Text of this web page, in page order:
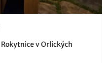
Rokytnice v Orlických